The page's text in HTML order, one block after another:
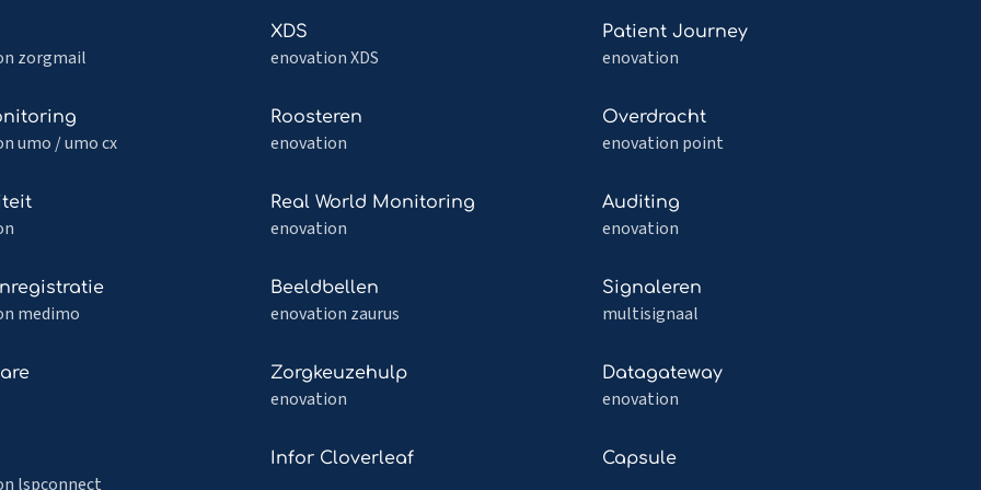
zorgmail
XDS
enovation XDS
Read
more
XDS
Patient Journey
enovation
Read
more
Patient
Journey
umo / umo cx
Roosteren
enovation
Read
more
Roosteren
Overdracht
enovation point
Read
more
Overdracht
Real World Monitoring
enovation
Read
more
Real
World
Auditing
enovation
Read
more
Auditing
medimo
Beeldbellen
enovation zaurus
Read
more
Beeldbellen
Signaleren
multisignaal
Read
more
Signaleren
Zorgkeuzehulp
enovation
Read
more
Zorgkeuzehulp
Datagateway
enovation
Read
more
Datagateway
lspconnect
Infor Cloverleaf
Read
Capsule
Read